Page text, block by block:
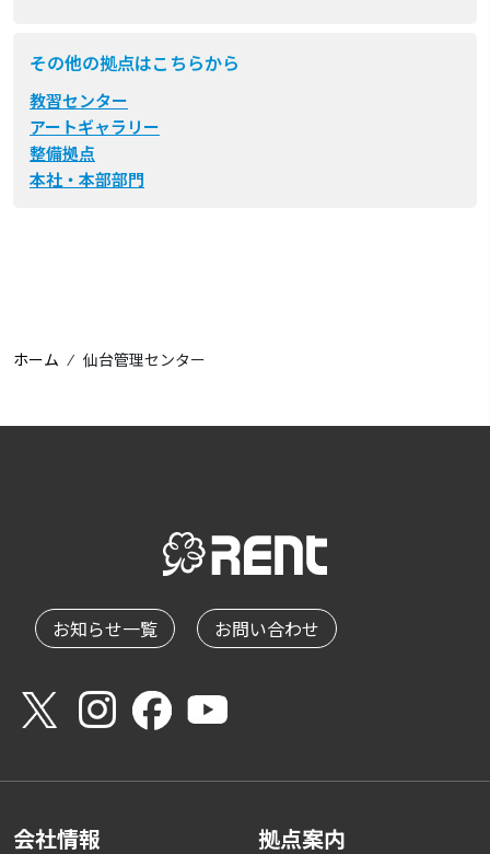
その他の拠点はこちらから
教習センター
アートギャラリー
整備拠点
本社・本部部門
ホーム ⁄ 仙台管理センター
お知らせ一覧 お問い合わせ
会社情報 拠点案内